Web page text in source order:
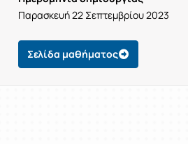
Παρασκευή 22 Σεπτεμβρίου 2023
Σελίδα μαθήματος